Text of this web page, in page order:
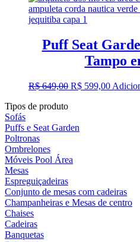
Puff Seat
Tampo
R$649,00 O
R$ 649,00.
R$ 599,00O
Tipos de produto
Sofás
Puffs e Seat Garden
Poltronas
Ombrelones
Móveis Pool Área
Mesas
Espreguiçadeiras
Conjunto de mesas com cadeiras
Champanheiras e Mesas de centro
Chaises
Cadeiras
Banquetas